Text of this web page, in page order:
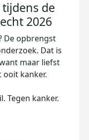
de
2026
De opbrengst
Dat is
maar liefst
ooit kanker.
Tegen kanker.